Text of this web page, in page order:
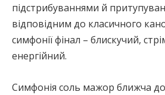
підстрибуваннями й
відповідним до класичного
симфонії фінал – блискучий,
енергійний.
Симфонія соль мажор ближча